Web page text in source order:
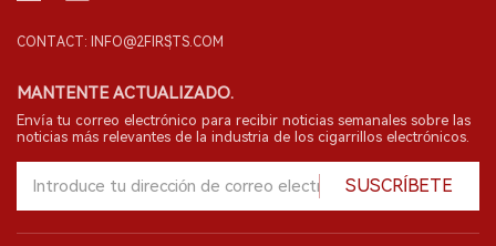
CONTACT: INFO@2FIRSTS.COM
MANTENTE ACTUALIZADO.
Envía tu correo electrónico para recibir noticias semanales sobre las
noticias más relevantes de la industria de los cigarrillos electrónicos.
SUSCRÍBETE